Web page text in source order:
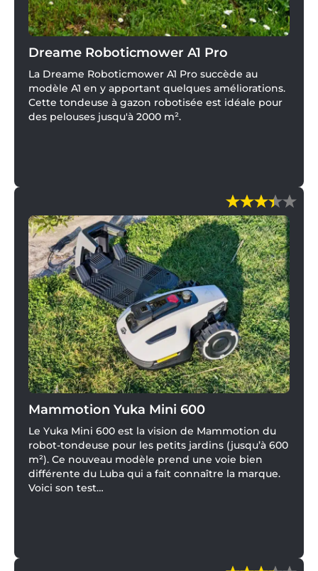
Dreame Roboticmower A1 Pro
La Dreame Roboticmower A1 Pro succède au
modèle A1 en y apportant quelques améliorations.
Cette tondeuse à gazon robotisée est idéale pour
des pelouses jusqu'à 2000 m².
Mammotion Yuka Mini 600
Le Yuka Mini 600 est la vision de Mammotion du
robot-tondeuse pour les petits jardins (jusqu’à 600
m²). Ce nouveau modèle prend une voie bien
différente du Luba qui a fait connaître la marque.
Voici son test…